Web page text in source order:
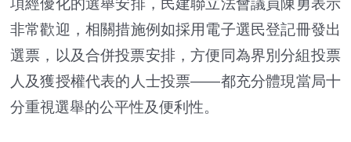
項經優化的選舉安排，民建聯立法會議員陳勇表示
非常歡迎，相關措施例如採用電子選民登記冊發出
選票，以及合併投票安排，方便同為界別分組投票
人及獲授權代表的人士投票——都充分體現當局十
分重視選舉的公平性及便利性。